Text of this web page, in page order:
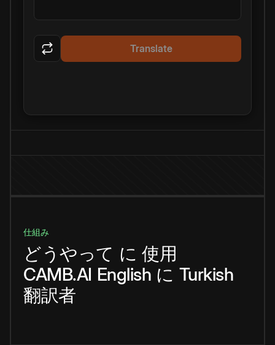
Translate
仕組み
どうやって に 使用
CAMB.AI English に Turkish
翻訳者